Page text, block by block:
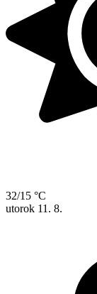
32/15 °C
utorok 11. 8.